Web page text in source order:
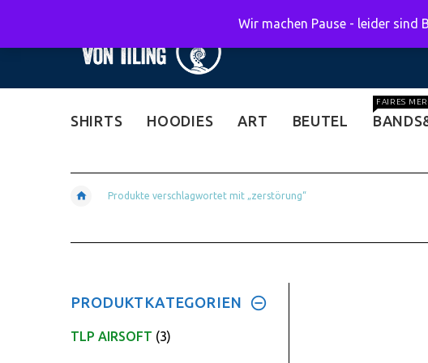
SHIRTS HOODIES ART BEUTEL
FAIRES
Produkte verschlagwortet mit „zerstörung“
PRODUKTKATEGORIEN
TLP AIRSOFT (3)
Wir machen Pause - leider sind